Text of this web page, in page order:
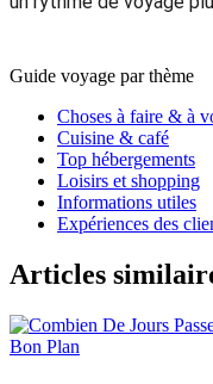
Guide voyage par thème
Choses à faire & à
Cuisine & café
Top hébergements
Loisirs et shopping
Informations utiles
Expériences des
Articles